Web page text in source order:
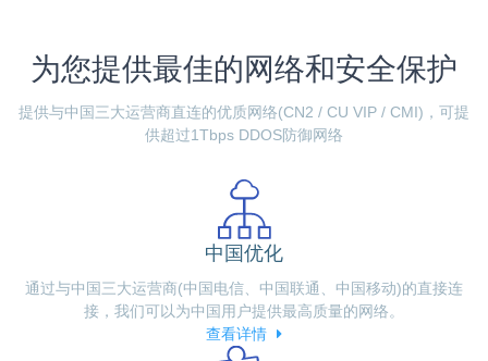
为您提供最佳的网络和安全保护
提供与中国三大运营商直连的优质网络(CN2 / CU VIP / CMI)，可提
供超过1Tbps DDOS防御网络
中国优化
通过与中国三大运营商(中国电信、中国联通、中国移动)的直接连
接，我们可以为中国用户提供最高质量的网络。
查看详情